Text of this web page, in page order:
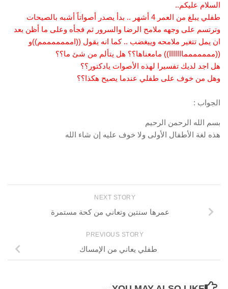
السلام عليكم..
طفلي يبلغ من العمر 4 أشهر .. بدأ يصدر أصواتاً أشبه بالصيحات
وترتسم على وجهه ملامح الرضا والسرور ثم فجأه وعلى ما أظن بعد
ان يمل تتغير ملامحه وييغضب .. كما انه يقول ((امممممممم))و
((مممممممااااااا)) مامعناها؟؟ هل يتألم من شئ ما؟؟
هل اجد لديك تفسيرا لهذه الأصوات يادكتور؟؟
وهل من خوف على طفلي عندما يصيح هكذا؟؟
الجواب :
بسم الله الرحمن الرحيم
هذه لغة الأطفال الأولى ولا خوف عليه إن شاء الله
NEXT STORY
عمرها سنتين وتعاني من كحة مستمرة
PREVIOUS STORY
طفلي يعاني من الإمساك